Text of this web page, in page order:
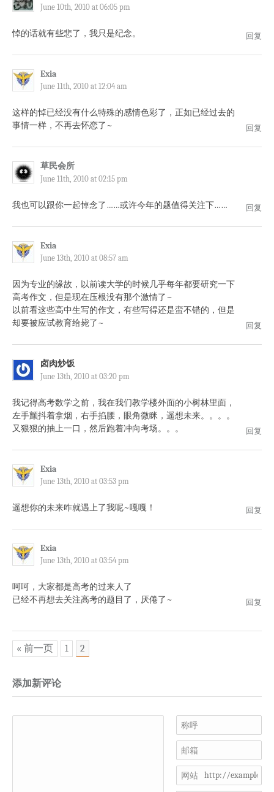
June 10th, 2010 at 06:05 pm
悼的话就有些悲了，我只是纪念。 回复
Exia
June 11th, 2010 at 12:04 am
这样的悼已经没有什么特殊的感情色彩了，正如已经过去的
事情一样，不再去怀恋了~
回复
草民会所
June 11th, 2010 at 02:15 pm
我也可以跟你一起悼念了……或许今年的题值得关注下…… 回复
Exia
June 13th, 2010 at 08:57 am
因为专业的缘故，以前读大学的时候几乎每年都要研究一下
高考作文，但是现在压根没有那个激情了~
以前看这些高中生写的作文，有些写得还是蛮不错的，但是
却要被应试教育给毙了~
回复
卤肉炒饭
June 13th, 2010 at 03:20 pm
我记得高考数学之前，我在我们教学楼外面的小树林里面，
左手颤抖着拿烟，右手掐腰，眼角微眯，遥想未来。。。。
又狠狠的抽上一口，然后跑着冲向考场。。。
回复
Exia
June 13th, 2010 at 03:53 pm
遥想你的未来咋就遇上了我呢~嘎嘎！ 回复
Exia
June 13th, 2010 at 03:54 pm
呵呵，大家都是高考的过来人了
已经不再想去关注高考的题目了，厌倦了~
回复
« 前一页 1 2
添加新评论
称呼
邮箱
网站